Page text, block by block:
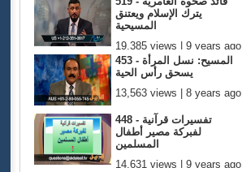
يترك الإسلام ويعتنق
المسيحية
19,385 views | 9 years ago
453 - المسيح: نسل المرأة
يسحق رأس الحية
13,563 views | 8 years ago
448 - تفسيرات قرآنية
لفبركة مصير أطفال
المسلمين
14,631 views | 9 years ago